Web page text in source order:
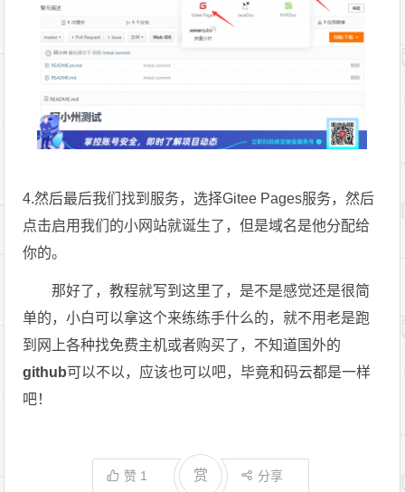
4.然后最后我们找到服务，选择Gitee Pages服务，然后
点击启用我们的小网站就诞生了，但是域名是他分配给
你的。
那好了，教程就写到这里了，是不是感觉还是很简
单的，小白可以拿这个来练练手什么的，就不用老是跑
到网上各种找免费主机或者购买了，不知道国外的
github可以不以，应该也可以吧，毕竟和码云都是一样
吧！
赞 1 赏 分享